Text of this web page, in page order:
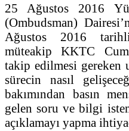
25 Ağustos 2016
(Ombudsman)
Ağustos 2016 tarihli
müteakip KKTC
takip edilmesi gereken
sürecin nasıl
bakımından basın
gelen soru ve bilgi
açıklamayı yapma